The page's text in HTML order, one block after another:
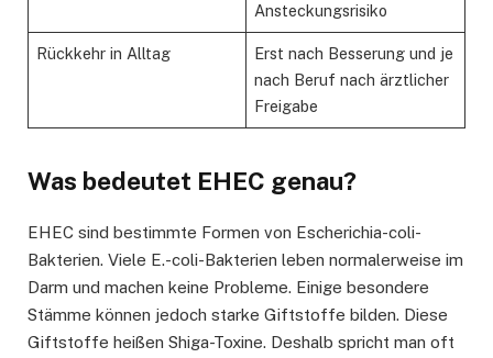
Ansteckungsrisiko
Rückkehr in Alltag
Erst nach Besserung und je
nach Beruf nach ärztlicher
Freigabe
Was bedeutet EHEC genau?
EHEC sind bestimmte Formen von Escherichia-coli-
Bakterien. Viele E.-coli-Bakterien leben normalerweise im
Darm und machen keine Probleme. Einige besondere
Stämme können jedoch starke Giftstoffe bilden. Diese
Giftstoffe heißen Shiga-Toxine. Deshalb spricht man oft